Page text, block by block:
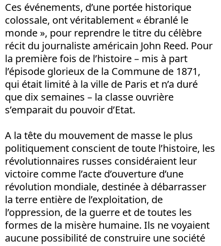
Ces événements, d’une portée historique
colossale, ont véritablement « ébranlé le
monde », pour reprendre le titre du célèbre
récit du journaliste américain John Reed. Pour
la première fois de l’histoire – mis à part
l’épisode glorieux de la Commune de 1871,
qui était limité à la ville de Paris et n’a duré
que dix semaines – la classe ouvrière
s’emparait du pouvoir d’Etat.
A la tête du mouvement de masse le plus
politiquement conscient de toute l’histoire, les
révolutionnaires russes considéraient leur
victoire comme l’acte d’ouverture d’une
révolution mondiale, destinée à débarrasser
la terre entière de l’exploitation, de
l’oppression, de la guerre et de toutes les
formes de la misère humaine. Ils ne voyaient
aucune possibilité de construire une société